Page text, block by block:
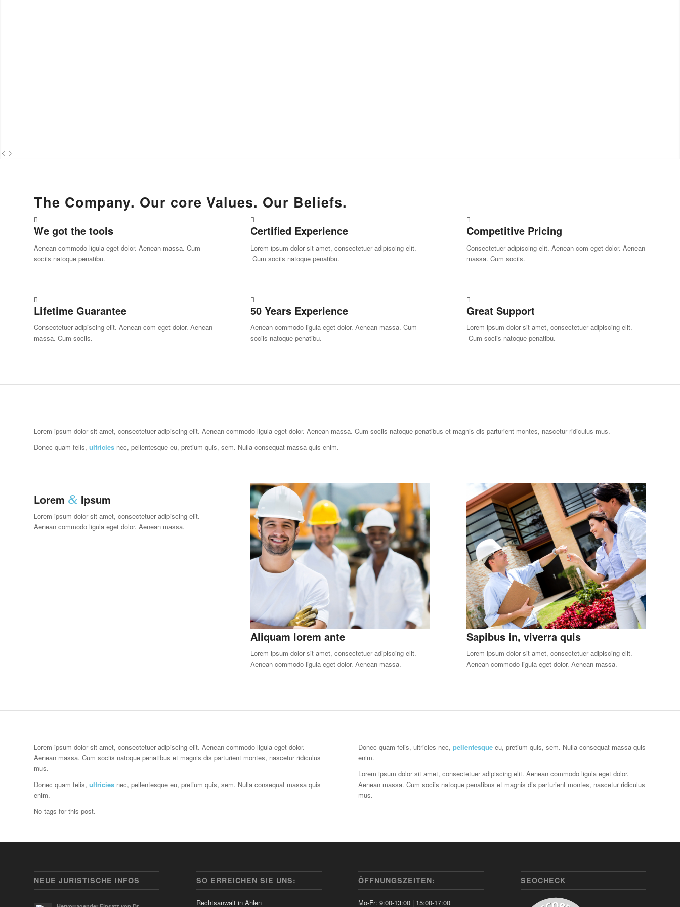
The Company. Our core Values. Our Beliefs.
We got the tools
Aenean commodo ligula eget dolor. Aenean massa. Cum
sociis natoque penatibu.
Certified Experience
Lorem ipsum dolor sit amet, consectetuer adipiscing elit.
Cum sociis natoque penatibu.
Competitive Pricing
Consectetuer adipiscing elit. Aenean com eget dolor. Aenean
massa. Cum sociis.
Lifetime Guarantee
Consectetuer adipiscing elit. Aenean com eget dolor. Aenean
massa. Cum sociis.
50 Years Experience
Aenean commodo ligula eget dolor. Aenean massa. Cum
sociis natoque penatibu.
Great Support
Lorem ipsum dolor sit amet, consectetuer adipiscing elit.
Cum sociis natoque penatibu.
Lorem ipsum dolor sit amet, consectetuer adipiscing elit. Aenean commodo ligula eget dolor. Aenean massa. Cum sociis natoque penatibus et magnis dis parturient montes, nascetur ridiculus mus.
Donec quam felis, ultricies nec, pellentesque eu, pretium quis, sem. Nulla consequat massa quis enim.
Lorem & Ipsum
Lorem ipsum dolor sit amet, consectetuer adipiscing elit.
Aenean commodo ligula eget dolor. Aenean massa.
Aliquam lorem ante
Lorem ipsum dolor sit amet, consectetuer adipiscing elit.
Aenean commodo ligula eget dolor. Aenean massa.
Sapibus in, viverra quis
Lorem ipsum dolor sit amet, consectetuer adipiscing elit.
Aenean commodo ligula eget dolor. Aenean massa.
Lorem ipsum dolor sit amet, consectetuer adipiscing elit. Aenean commodo ligula eget dolor.
Aenean massa. Cum sociis natoque penatibus et magnis dis parturient montes, nascetur ridiculus
mus.
Donec quam felis, ultricies nec, pellentesque eu, pretium quis, sem. Nulla consequat massa quis
enim.
Donec quam felis, ultricies nec,pellentesque eu, pretium quis, sem. Nulla consequat massa quis
enim.
Lorem ipsum dolor sit amet, consectetuer adipiscing elit. Aenean commodo ligula eget dolor.
Aenean massa. Cum sociis natoque penatibus et magnis dis parturient montes, nascetur ridiculus
mus.
No tags for this post.
NEUE JURISTISCHE INFOS SO ERREICHEN SIE UNS:
Rechtsanwalt in Ahlen
ÖFFNUNGSZEITEN:
Mo-Fr: 9:00-13:00 | 15:00-17:00
SEOCHECK